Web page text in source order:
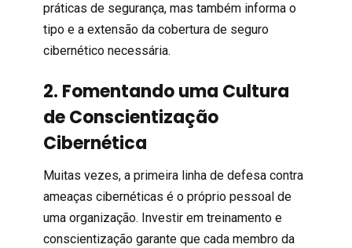
práticas de segurança, mas também informa o
tipo e a extensão da cobertura de seguro
cibernético necessária.
2. Fomentando uma Cultura
de Conscientização
Cibernética
Muitas vezes, a primeira linha de defesa contra
ameaças cibernéticas é o próprio pessoal de
uma organização. Investir em treinamento e
conscientização garante que cada membro da